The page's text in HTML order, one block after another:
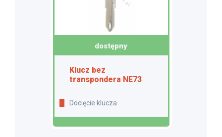
dostępny
Klucz bez
transpondera NE73
Docięcie klucza